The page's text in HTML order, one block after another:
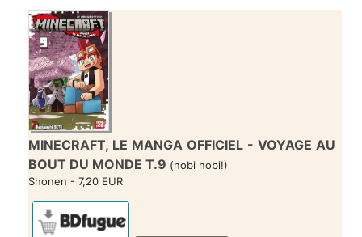
MINECRAFT, LE MANGA OFFICIEL - VOYAGE AU
BOUT DU MONDE T.9 (nobi nobi!)
Shonen - 7,20 EUR